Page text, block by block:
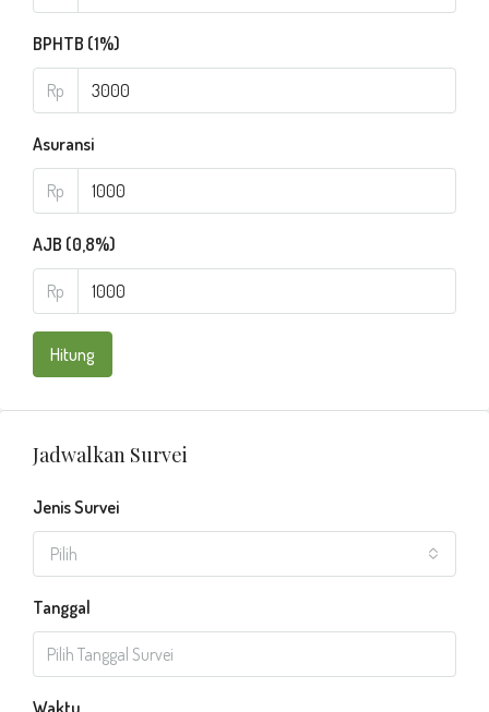
BPHTB (1%)
Rp
Asuransi
Rp
AJB (0,8%)
Rp
Hitung
Jadwalkan Survei
Jenis Survei
Pilih
Tanggal